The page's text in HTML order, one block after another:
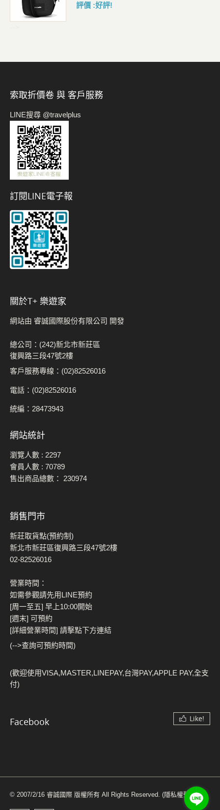
評價 :好評!
索取折價卷 與 客戶服務
LINE搜尋 @travelplus
訂閱LINE電子報
關於t+ 樂遊家
網站由 睿誠國際股份有限公司 開發
總公司：(242)新北市新莊區
復興路三段47號2樓
客戶服務專線：(02)82526016
電話：(02)82526016
統編：28473943
網站統計
瀏覽人數 : 2297
會員人數 : 70789
售出商品總數： 230974
銷售門市
新莊取貨點(預約制)
新北市新莊區復興路三段47號2樓
02-82526016
營業時間：
如需參觀請先用LINE預約
[周一至五] 早上10:00開始
[週末] 可預約
[詳細營業時間] 請擊點下方連結
(-->查詢可預約時間)
(歡迎使用VISA,MASTER,LINEPAY,台灣PAY,APPLE PAY,全支
付)
Facebook Like!
© 2007/2/16 睿誠國際 版權所有 All Rights Reserved. (隱私權聲明)